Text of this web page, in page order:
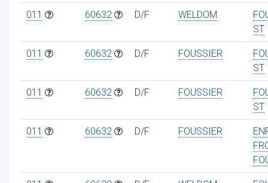
011 60632 D/F WELDOM
ST
011 60632 D/F FOUSSIER
ST
011 60632 D/F FOUSSIER
ST
011 60632 D/F FOUSSIER